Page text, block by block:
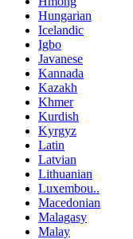
Hungarian
Icelandic
Igbo
Javanese
Kannada
Kazakh
Khmer
Kurdish
Kyrgyz
Latin
Latvian
Lithuanian
Luxembou..
Macedonian
Malagasy
Malay